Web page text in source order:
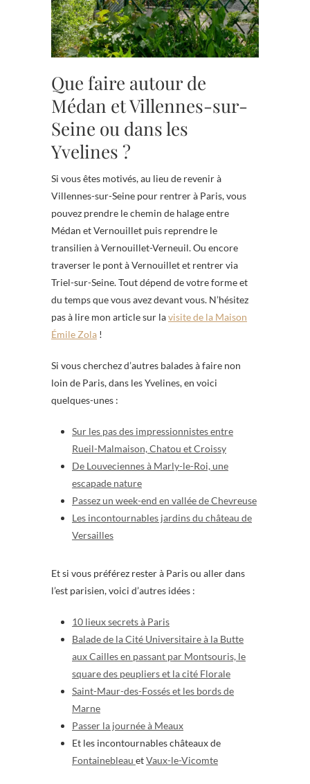
Que faire autour de
Médan et Villennes-sur-
Seine ou dans les
Yvelines ?
Si vous êtes motivés, au lieu de revenir à
Villennes-sur-Seine pour rentrer à Paris, vous
pouvez prendre le chemin de halage entre
Médan et Vernouillet puis reprendre le
transilien à Vernouillet-Verneuil. Ou encore
traverser le pont à Vernouillet et rentrer via
Triel-sur-Seine. Tout dépend de votre forme et
du temps que vous avez devant vous. N’hésitez
pas à lire mon article sur lavisite de la Maison
Émile Zola !
Si vous cherchez d’autres balades à faire non
loin de Paris, dans les Yvelines, en voici
quelques-unes :
Sur les pas des impressionnistes entre
Rueil-Malmaison, Chatou et Croissy
De Louveciennes à Marly-le-Roi, une
escapade nature
Passez un week-end en vallée de Chevreuse
Les incontournables jardins du château de
Versailles
Et si vous préférez rester à Paris ou aller dans
l’est parisien, voici d’autres idées :
10 lieux secrets à Paris
Balade de la Cité Universitaire à la Butte
aux Cailles en passant par Montsouris, le
square des peupliers et la cité Florale
Saint-Maur-des-Fossés et les bords de
Marne
Passer la journée à Meaux
Et les incontournables châteaux de
Fontainebleau etVaux-le-Vicomte